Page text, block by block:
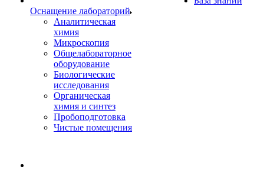
Оснащение лабораторий
Аналитическая
химия
Микроскопия
Общелабораторное
оборудование
Биологические
исследования
Органическая
химия и синтез
Пробоподготовка
Чистые помещения